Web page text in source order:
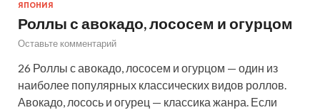
ЯПОНИЯ
Роллы с авокадо, лососем и огурцом
Оставьте комментарий
26 Роллы с авокадо, лососем и огурцом — один из
наиболее популярных классических видов роллов.
Авокадо, лосось и огурец — классика жанра. Если